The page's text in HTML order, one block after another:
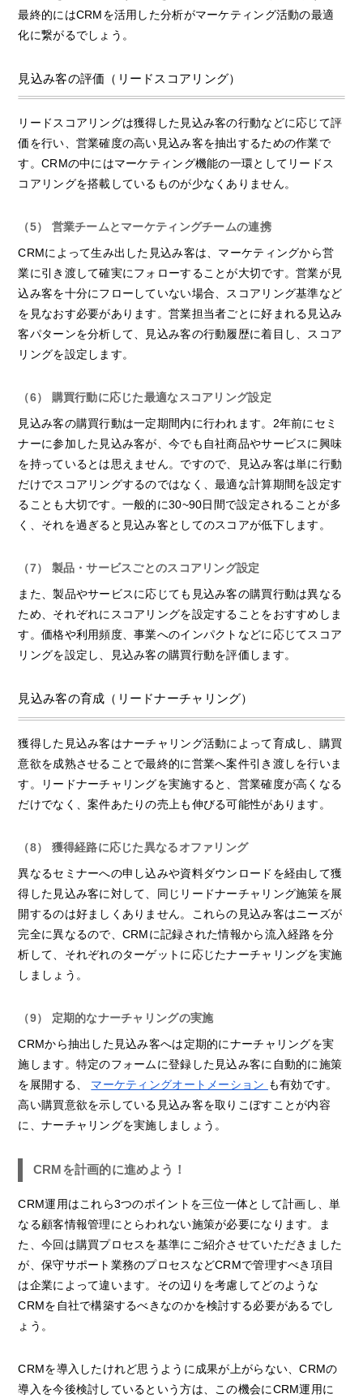
最終的にはCRMを活用した分析がマーケティング活動の最適
化に繋がるでしょう。
見込み客の評価（リードスコアリング）
リードスコアリングは獲得した見込み客の行動などに応じて評
価を行い、営業確度の高い見込み客を抽出するための作業で
す。CRMの中にはマーケティング機能の一環としてリードス
コアリングを搭載しているものが少なくありません。
（5） 営業チームとマーケティングチームの連携
CRMによって生み出した見込み客は、マーケティングから営
業に引き渡して確実にフォローすることが大切です。営業が見
込み客を十分にフローしていない場合、スコアリング基準など
を見なおす必要があります。営業担当者ごとに好まれる見込み
客パターンを分析して、見込み客の行動履歴に着目し、スコア
リングを設定します。
（6） 購買行動に応じた最適なスコアリング設定
見込み客の購買行動は一定期間内に行われます。2年前にセミ
ナーに参加した見込み客が、今でも自社商品やサービスに興味
を持っているとは思えません。ですので、見込み客は単に行動
だけでスコアリングするのではなく、最適な計算期間を設定す
ることも大切です。一般的に30~90日間で設定されることが多
く、それを過ぎると見込み客としてのスコアが低下します。
（7） 製品・サービスごとのスコアリング設定
また、製品やサービスに応じても見込み客の購買行動は異なる
ため、それぞれにスコアリングを設定することをおすすめしま
す。価格や利用頻度、事業へのインパクトなどに応じてスコア
リングを設定し、見込み客の購買行動を評価します。
見込み客の育成（リードナーチャリング）
獲得した見込み客はナーチャリング活動によって育成し、購買
意欲を成熟させることで最終的に営業へ案件引き渡しを行いま
す。リードナーチャリングを実施すると、営業確度が高くなる
だけでなく、案件あたりの売上も伸びる可能性があります。
（8） 獲得経路に応じた異なるオファリング
異なるセミナーへの申し込みや資料ダウンロードを経由して獲
得した見込み客に対して、同じリードナーチャリング施策を展
開するのは好ましくありません。これらの見込み客はニーズが
完全に異なるので、CRMに記録された情報から流入経路を分
析して、それぞれのターゲットに応じたナーチャリングを実施
しましょう。
（9） 定期的なナーチャリングの実施
CRMから抽出した見込み客へは定期的にナーチャリングを実
施します。特定のフォームに登録した見込み客に自動的に施策
を展開する、 マーケティングオートメーション も有効です。
高い購買意欲を示している見込み客を取りこぼすことが内容
に、ナーチャリングを実施しましょう。
CRMを計画的に進めよう！
CRM運用はこれら3つのポイントを三位一体として計画し、単
なる顧客情報管理にとらわれない施策が必要になります。ま
た、今回は購買プロセスを基準にご紹介させていただきました
が、保守サポート業務のプロセスなどCRMで管理すべき項目
は企業によって違います。その辺りを考慮してどのような
CRMを自社で構築するべきなのかを検討する必要があるでし
ょう。
CRMを導入したけれど思うように成果が上がらない、CRMの
導入を今後検討しているという方は、この機会にCRM運用に